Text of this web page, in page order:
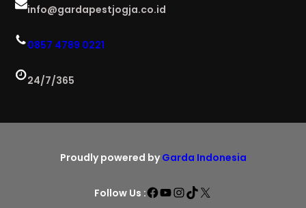
info@gardapestjogja.co.id
0857 4789 0221
24/7/365
Proudly powered by Garda Indonesia
Follow Us :Facebook
YouTube
Instagram
TikTok
X